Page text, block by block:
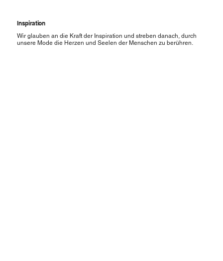
Inspiration
Wir glauben an die Kraft der Inspiration und streben danach, durch
unsere Mode die Herzen und Seelen der Menschen zu berühren.